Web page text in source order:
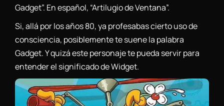
Gadget”. En español, “Artilugio de Ventana”.
Si, allá por los años 80, ya profesabas cierto uso de
consciencia, posiblemente te suene la palabra
Gadget. Y quizá este personaje te pueda servir para
entender el significado de Widget.